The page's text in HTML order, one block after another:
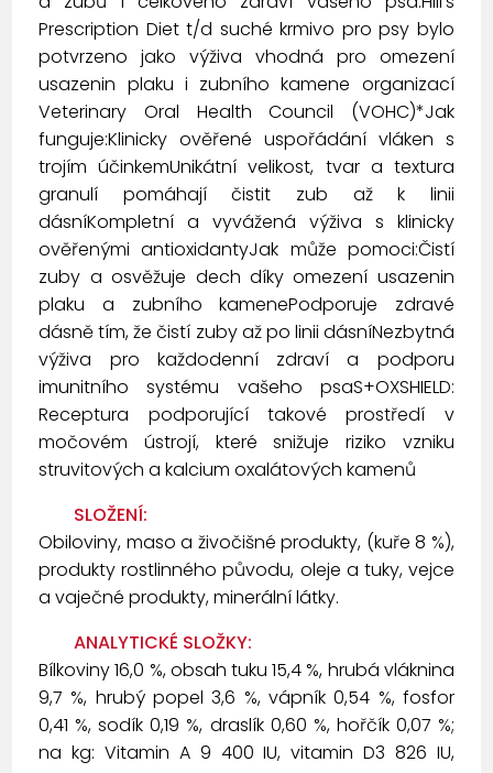
Prescription Diet t/d suché krmivo pro psy bylo
potvrzeno jako výživa vhodná pro omezení
usazenin plaku i zubního kamene organizací
Veterinary Oral Health Council (VOHC)*Jak
funguje:Klinicky ověřené uspořádání vláken s
trojím účinkemUnikátní velikost, tvar a textura
granulí pomáhají čistit zub až k linii
dásníKompletní a vyvážená výživa s klinicky
ověřenými antioxidantyJak může pomoci:Čistí
zuby a osvěžuje dech díky omezení usazenin
plaku a zubního kamenePodporuje zdravé
dásně tím, že čistí zuby až po linii dásníNezbytná
výživa pro každodenní zdraví a podporu
imunitního systému vašeho psaS+OXSHIELD:
Receptura podporující takové prostředí v
močovém ústrojí, které snižuje riziko vzniku
struvitových a kalcium oxalátových kamenů
SLOŽENÍ:
Obiloviny, maso a živočišné produkty, (kuře 8 %),
produkty rostlinného původu, oleje a tuky, vejce
a vaječné produkty, minerální látky.
ANALYTICKÉ SLOŽKY:
Bílkoviny 16,0 %, obsah tuku 15,4 %, hrubá vláknina
9,7 %, hrubý popel 3,6 %, vápník 0,54 %, fosfor
0,41 %, sodík 0,19 %, draslík 0,60 %, hořčík 0,07 %;
na kg: Vitamin A 9 400 IU, vitamin D3 826 IU,